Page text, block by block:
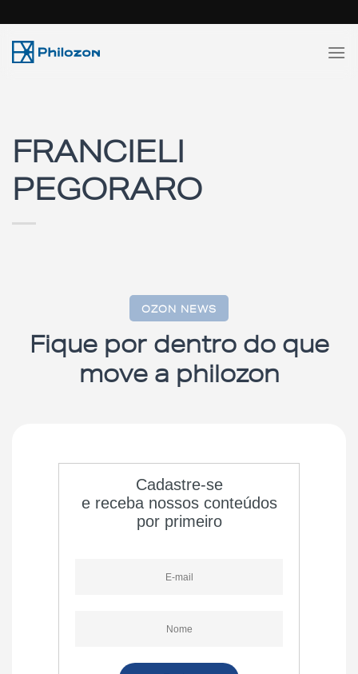
FRANCIELI
PEGORARO
OZON NEWS
Fique por dentro do que
move a philozon